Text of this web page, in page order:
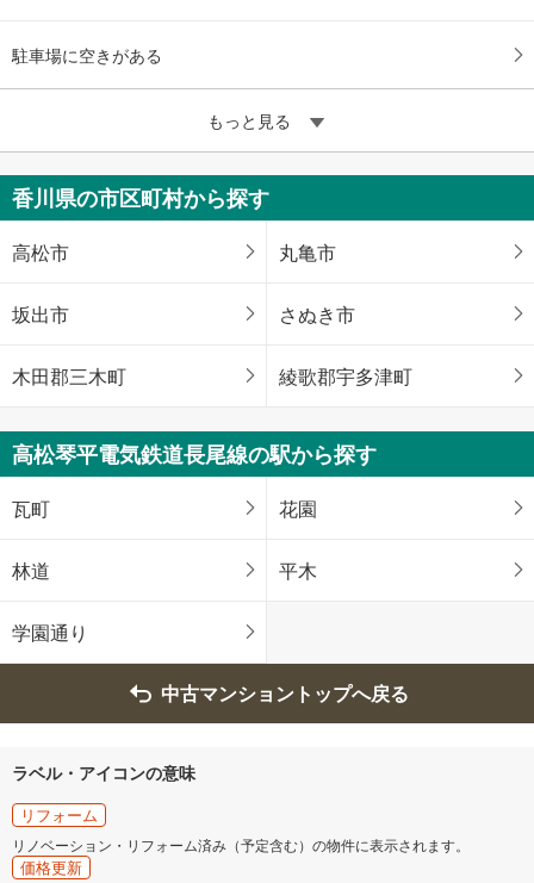
駐車場に空きがある
もっと見る
香川県の市区町村から探す
高松市 丸亀市
坂出市 さぬき市
木田郡三木町 綾歌郡宇多津町
高松琴平電気鉄道長尾線の駅から探す
瓦町 花園
林道 平木
学園通り
中古マンショントップへ戻る
ラベル・アイコンの意味
リフォーム
リノベーション・リフォーム済み（予定含む）の物件に表示されます。
価格更新